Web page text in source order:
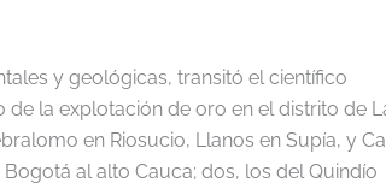
y geológicas, transitó el científico
de la explotación de oro en el distrito de
en Riosucio, Llanos en Supía, y
al alto Cauca; dos, los del Quindío